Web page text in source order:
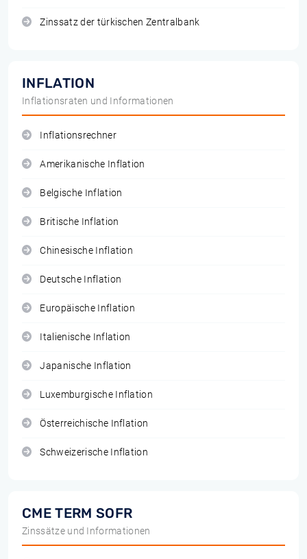
Zinssatz der türkischen Zentralbank
INFLATION
Inflationsraten und Informationen
Inflationsrechner
Amerikanische Inflation
Belgische Inflation
Britische Inflation
Chinesische Inflation
Deutsche Inflation
Europäische Inflation
Italienische Inflation
Japanische Inflation
Luxemburgische Inflation
Österreichische Inflation
Schweizerische Inflation
CME TERM SOFR
Zinssätze und Informationen